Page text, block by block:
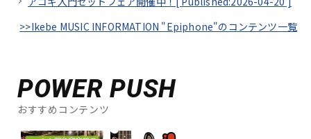
>>Ikebe MUSIC INFORMATION "Epiphone"のコンテンツ一覧
POWER PUSH
おすすめコンテンツ